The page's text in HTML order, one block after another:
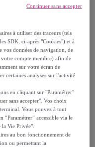
à utiliser des traceurs (tels
SDK, ci-après "Cookies") et à
vos données de navigation, de
votre compte membre) afin de
sur votre écran de
certaines analyses sur l'activité
en cliquant sur "Paramétrer"
sans accepter". Vos choix
Vous pouvez à tout
accessible via le
Vie Privée".
au bon fonctionnement de
ou permettant la
Continuer sans accepter